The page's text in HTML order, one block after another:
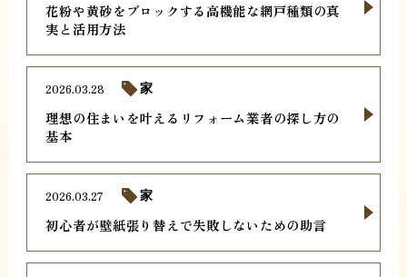
花粉や黄砂をブロックする高機能な網戸種類の真
実と活用方法
理想の住まいを叶えるリフォーム業者の探し方の
基本
2026.03.28 家
初心者が壁紙張り替えで失敗しないための助言
2026.03.27 家